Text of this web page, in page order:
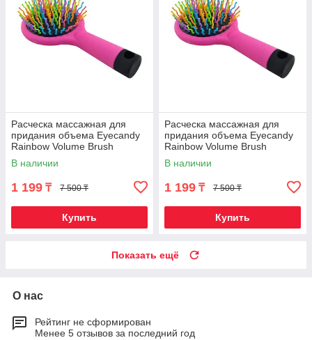
Расческа массажная для
придания объема Eyecandy
Rainbow Volume Brush
[Medium] (Фиолетовый)
В наличии
1 199 ₸ 7 500 ₸
Купить
Расческа массажная для
придания объема Eyecandy
Rainbow Volume Brush
[Medium] (Розовый)
В наличии
1 199 ₸ 7 500 ₸
Купить
Показать ещё
О нас
Рейтинг не сформирован
Менее 5 отзывов за последний год